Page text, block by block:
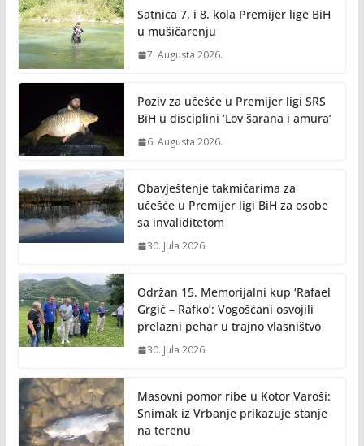
o
k
n
k
Satnica 7. i 8. kola Premijer lige BiH
u mušičarenju
7. Augusta 2026.
Poziv za učešće u Premijer ligi SRS
BiH u disciplini ‘Lov šarana i amura’
6. Augusta 2026.
Obavještenje takmičarima za
učešće u Premijer ligi BiH za osobe
sa invaliditetom
30. Jula 2026.
Održan 15. Memorijalni kup ‘Rafael
Grgić – Rafko’: Vogošćani osvojili
prelazni pehar u trajno vlasništvo
30. Jula 2026.
Masovni pomor ribe u Kotor Varoši:
Snimak iz Vrbanje prikazuje stanje
na terenu